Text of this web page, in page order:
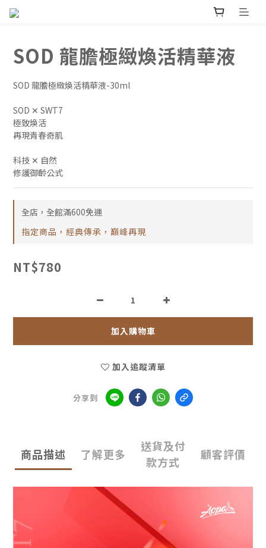
SOD 龍膽極緻煥活精華液
SOD 龍膽極緻煥活精華液-30ml
SOD ✕ SWT7
極致煥活
再現青春奇肌
科技 ✕ 自然
修護御齡公式
全店，全館滿600免運
指定商品，經典傳承，巔峰再現
NT$780
加入購物車
加入追蹤清單
分享到
商品描述 了解更多
送貨及付
款方式
顧客評價